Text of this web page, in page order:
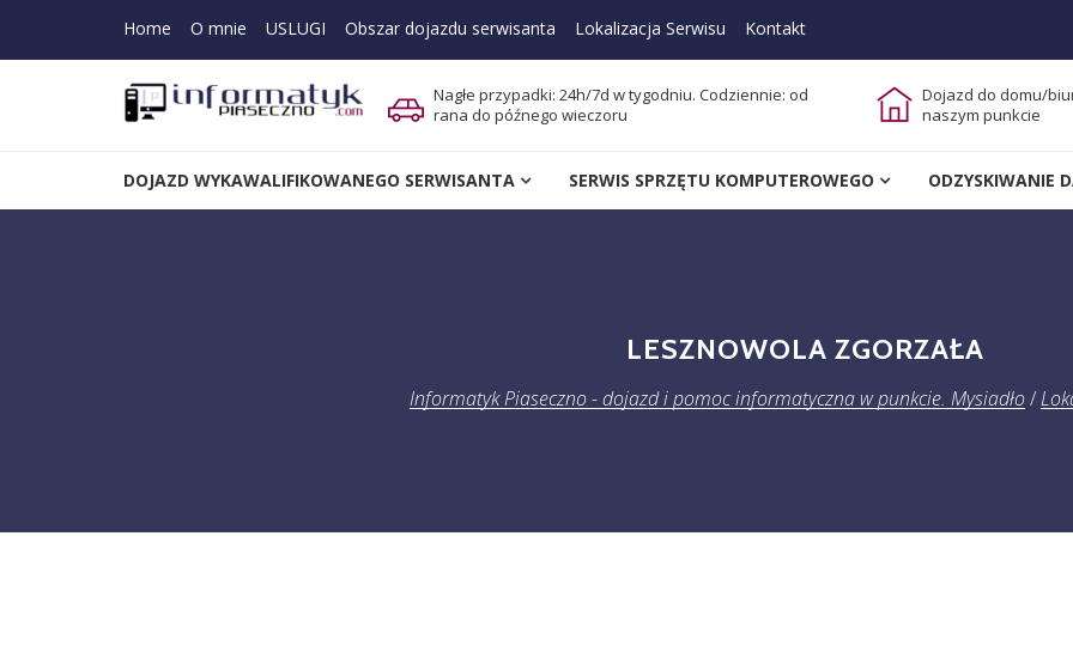
Home O mnie USLUGI Obszar dojazdu serwisanta Lokalizacja Serwisu Kontakt
Dojazd do domu/
naszym punkcie
Nagłe przypadki: 24h/7d w tygodniu. Codziennie: od
rana do późnego wieczoru
DOJAZD WYKAWALIFIKOWANEGO SERWISANTA SERWIS SPRZĘTU KOMPUTEROWEGO ODZYSKIWANIE
LESZNOWOLA ZGORZAŁA
Informatyk Piaseczno - dojazd i pomoc informatyczna w punkcie. Mysiadło/